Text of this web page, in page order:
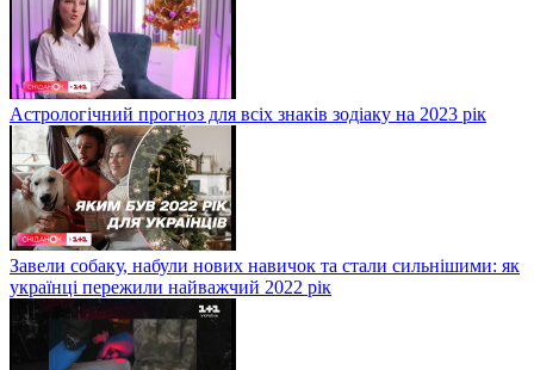
Астрологічний прогноз для всіх знаків зодіаку на 2023 рік
Завели собаку, набули нових навичок та стали сильнішими: як
українці пережили найважчий 2022 рік